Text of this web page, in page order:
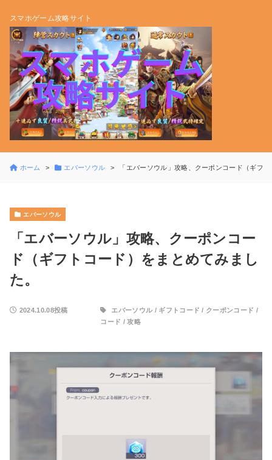
スマホゲーム攻略サイト
ホーム エバーソウル 「エバーソウル」攻略、クーポンコード（ギフ
エバーソウル
「エバーソウル」攻略、クーポンコー
ド（ギフトコード）をまとめてみまし
た。
2024.10.08投稿 エバーソウル / ギフトコード / クーポンコード /
コード /攻略